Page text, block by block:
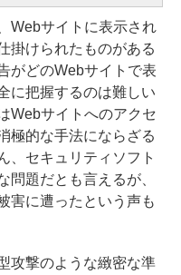
Webサイトに表示され
掛けられたものがある
がどのWebサイトで表
に把握するのは難しい
Webサイトへのアクセ
極的な手法にならざる
、セキュリティソフト
問題だとも言えるが、
害に遭ったという声も
攻撃のような緻密な準